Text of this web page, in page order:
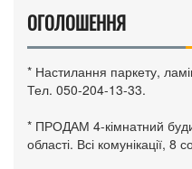
ОГОЛОШЕННЯ
* Настилання паркету,
Тел. 050-204-13-33.
* ПРОДАМ 4-кімнатний
області. Всі комунікації,